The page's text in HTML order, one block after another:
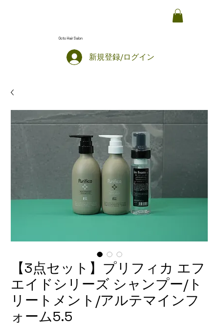
Octo Hair Salon
新規登録/ログイン
【3点セット】プリフィカ エフ
エイドシリーズ シャンプー/ト
リートメント/アルテマインフ
ォーム5.5